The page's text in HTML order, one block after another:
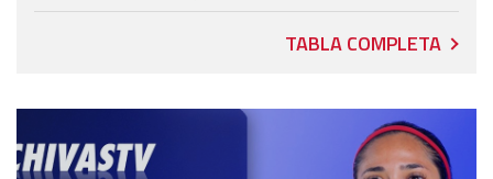
TABLA COMPLETA